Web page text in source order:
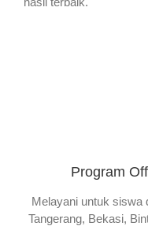
Program
Melayani untuk siswa
Tangerang, Bekasi,